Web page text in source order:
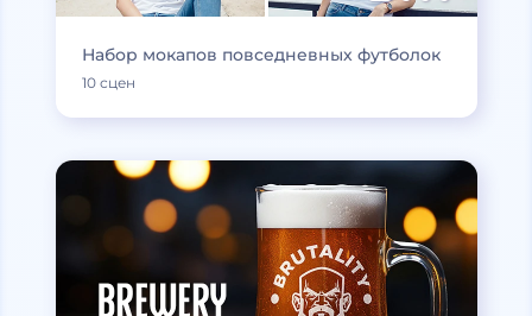
Набор мокапов повседневных футболок
10 сцен